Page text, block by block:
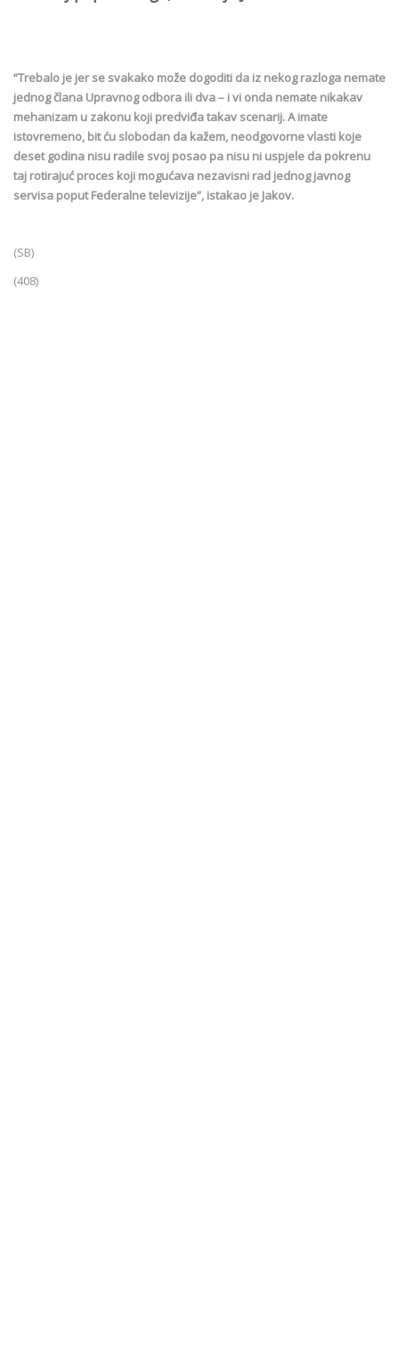
“Trebalo je jer se svakako može dogoditi da iz nekog razloga nemate
jednog člana Upravnog odbora ili dva – i vi onda nemate nikakav
mehanizam u zakonu koji predviđa takav scenarij. A imate
istovremeno, bit ću slobodan da kažem, neodgovorne vlasti koje
deset godina nisu radile svoj posao pa nisu ni uspjele da pokrenu
taj rotirajuć proces koji mogućava nezavisni rad jednog javnog
servisa poput Federalne televizije”, istakao je Jakov.
(SB)
(408)